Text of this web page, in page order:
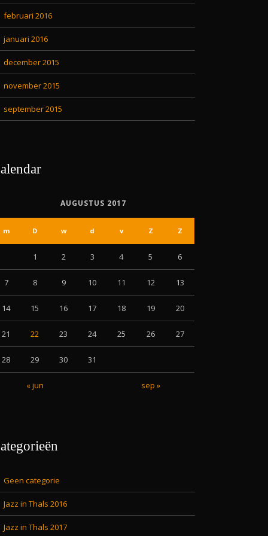
februari 2016
januari 2016
december 2015
november 2015
september 2015
AUGUSTUS 2017
m D w d v Z Z
« jun sep »
1 2 3 4 5 6
7 8 9 10 11 12 13
14 15 16 17 18 19 20
21 22 23 24 25 26 27
28 29 30 31
Geen categorie
Jazz in Thals 2016
Jazz in Thals 2017